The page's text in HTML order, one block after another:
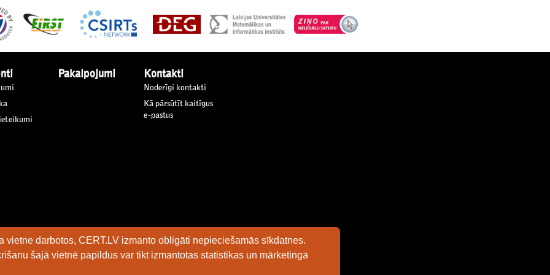
vietne darbotos, CERT.LV izmanto obligāti nepieciešamās sīkdatnes.
šajā vietnē papildus var tikt izmantotas statistikas un mārketinga
Pakalpojumi Kontakti
Noderīgi kontakti
Kā pārsūtīt kaitīgus
e-pastus